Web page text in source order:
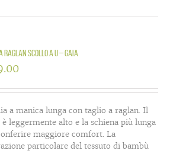
raglan scollo a U – Gaia
a manica lunga con taglio a raglan. Il
leggermente alto e la schiena più lunga
maggiore comfort. La
particolare del tessuto di bambù